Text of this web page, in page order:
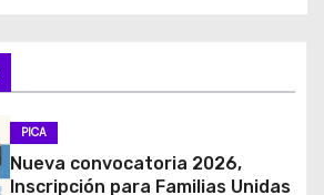
PICA
Nueva convocatoria 2026,
Inscripción para Familias Unidas